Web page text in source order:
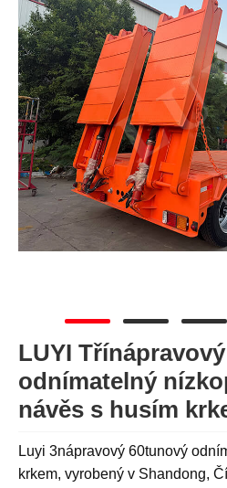
LUYI
odnímatelný
návěs s husím
Luyi 3nápravový 60tunový
krkem, vyrobený v Shandong,